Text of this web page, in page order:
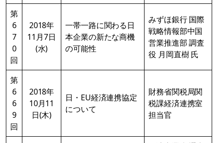
第
6
7
0
回
2018年
11月7日
(水)
一帯一路に関わる日
本企業の新たな商機
の可能性
みずほ銀行 国際
戦略情報部中国
営業推進部 調査
役 月岡直樹 氏
第
6
6
9
回
2018年
10月11
日(木)
日・EU経済連携協定
について
財務省関税局関
税課経済連携室
担当官